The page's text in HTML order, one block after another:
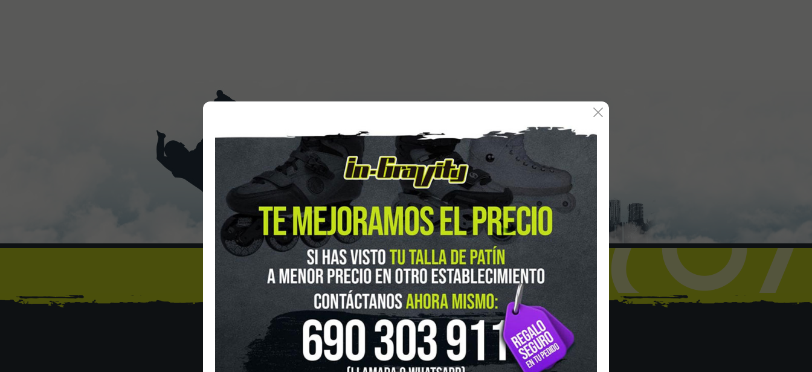
Síguenos en Instagram@ingravityshop